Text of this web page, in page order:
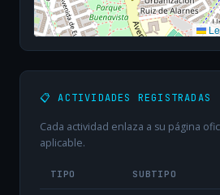
📋 ACTIVIDADES REGISTRADAS
Cada actividad enlaza a su página
aplicable.
TIPO SUBTIPO